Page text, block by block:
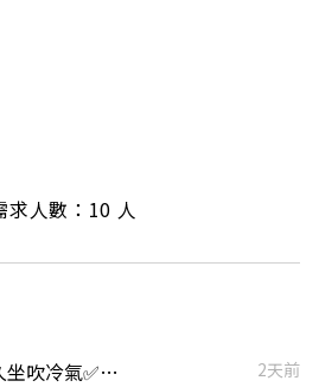
人數：10 人
👍 平鎮高薪260‼️上班久坐吹冷氣✅日領週領通通有
2天前